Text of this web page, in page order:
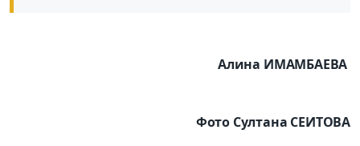
Алина ИМАМБАЕВА
Фото Султана СЕИТОВА